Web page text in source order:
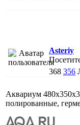
Asteriy
368 356
Аквариум
полированные,